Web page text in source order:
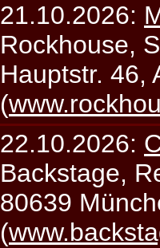
21.10.2026:
Rockhouse,
Hauptstr. 46,
(
22.10.2026:
Backstage,
80639
(